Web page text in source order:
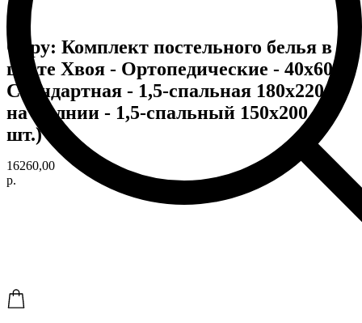
Copy: Комплект постельного белья в
цвете Хвоя - Ортопедические - 40х60 -
Стандартная - 1,5-спальная 180х220 -
на молнии - 1,5-спальный 150х200 (2
шт.)
16260,00
р.